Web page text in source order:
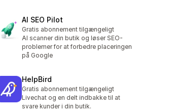
AI SEO Pilot
Gratis abonnement tilgængeligt
AI scanner din butik og løser SEO-
problemer for at forbedre placeringen
på Google
HelpBird
Gratis abonnement tilgængeligt
Livechat og en delt indbakke til at
svare kunder i din butik.